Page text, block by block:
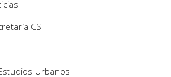
CS
Urbanos